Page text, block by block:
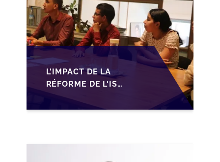
L'IMPACT DE LA
RÉFORME DE L'IS
MAROCAIN SUR LA
TRANSMISSION DES